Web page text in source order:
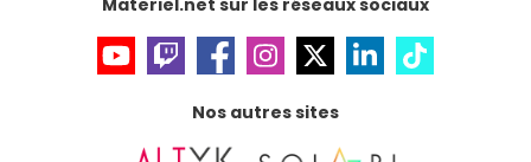
Nos autres sites